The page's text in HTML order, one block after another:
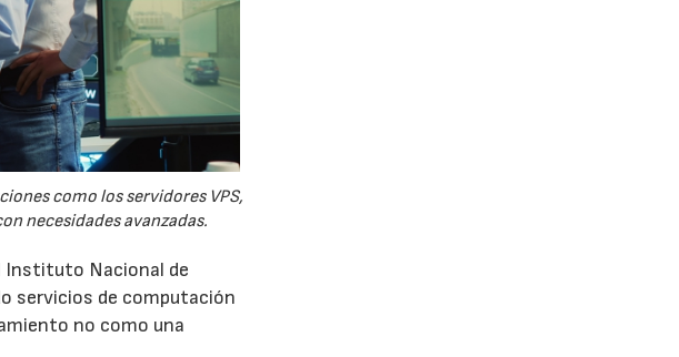
como los servidores VPS,
necesidades avanzadas.
Instituto Nacional de
servicios de computación
no como una